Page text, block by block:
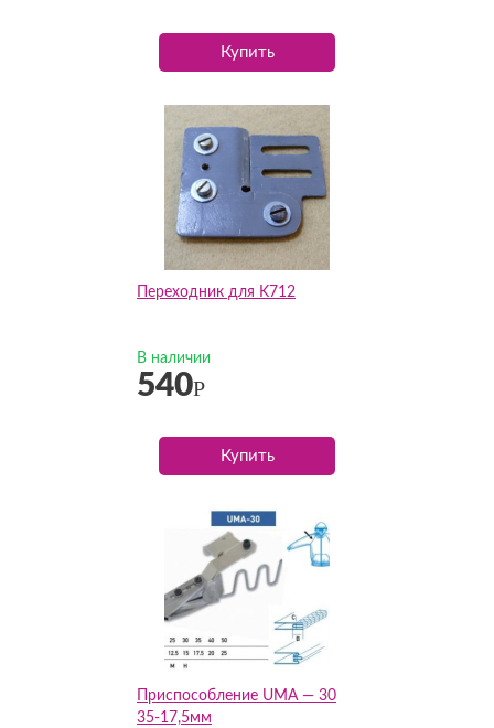
Купить
Переходник для K712
В наличии
540Р
Купить
Приспособление UMA — 30
35-17,5мм